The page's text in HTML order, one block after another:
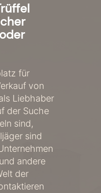
für
von
Liebhaber
der Suche
sind,
sind
andere
der